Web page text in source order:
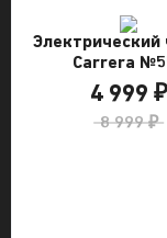
Электрический
Carrera
4 999 ₽
8 999 ₽